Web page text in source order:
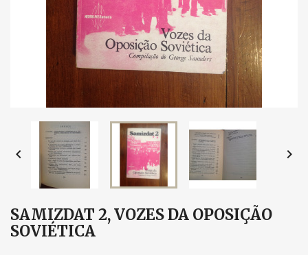
 
SAMIZDAT 2, VOZES DA OPOSIÇÃO
SOVIÉTICA